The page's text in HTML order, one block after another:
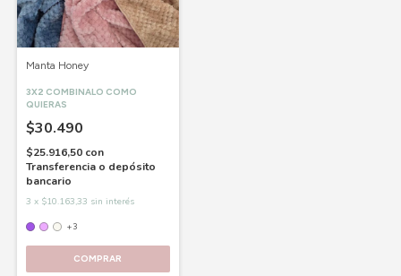
Manta Honey
3X2 COMBINALO COMO
QUIERAS
$30.490
$25.916,50 con
Transferencia o depósito
bancario
3 x $10.163,33 sin interés
+3
COMPRAR